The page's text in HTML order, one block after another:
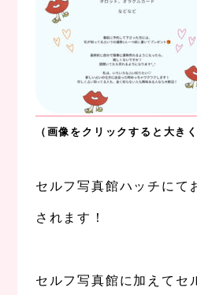
（画像をクリックすると大き
セルフ写真館ハッチにて
されます！
セルフ写真館に加えてセ